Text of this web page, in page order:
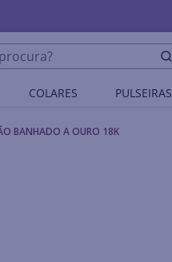
COLARES PULSEIRAS
BANHADO A OURO 18K